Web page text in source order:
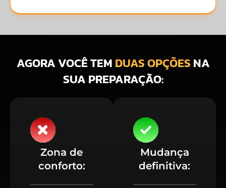
AGORA VOCÊ TEM DUAS OPÇÕES NA
SUA PREPARAÇÃO:
Zona de
conforto:
Mudança
definitiva: